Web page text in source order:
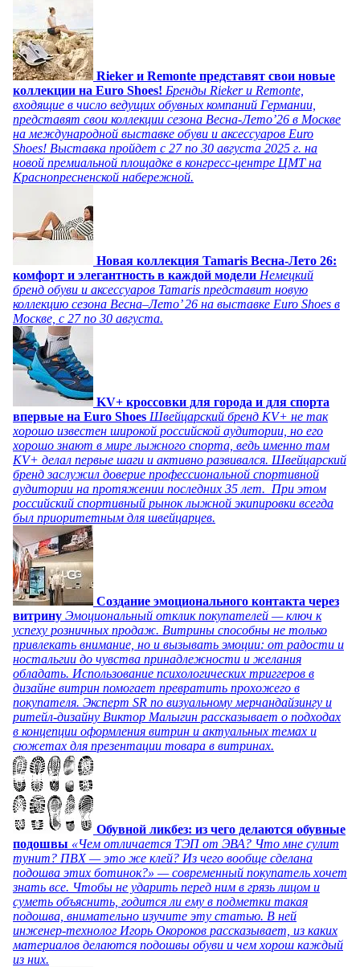
Rieker и Remonte представят свои новые
коллекции на Euro Shoes! Бренды Rieker и Remonte,
входящие в число ведущих обувных компаний Германии,
представят свои коллекции сезона Весна-Лето’26 в Москве
на международной выставке обуви и аксессуаров Euro
Shoes! Выставка пройдет c 27 по 30 августа 2025 г. на
новой премиальной площадке в конгресс-центре ЦМТ на
Краснопресненской набережной.
Новая коллекция Tamaris Весна-Лето 26:
комфорт и элегантность в каждой модели Немецкий
бренд обуви и аксессуаров Tamaris представит новую
коллекцию сезона Весна–Лето’ 26 на выставке Euro Shoes в
Москве, с 27 по 30 августа.
KV+ кроссовки для города и для спорта
впервые на Euro Shoes Швейцарский бренд KV+ не так
хорошо известен широкой российской аудитории, но его
хорошо знают в мире лыжного спорта, ведь именно там
KV+ делал первые шаги и активно развивался. Швейцарский
бренд заслужил доверие профессиональной спортивной
аудитории на протяжении последних 35 лет. При этом
российский спортивный рынок лыжной экипировки всегда
был приоритетным для швейцарцев.
Создание эмоционального контакта через
витрину Эмоциональный отклик покупателей — ключ к
успеху розничных продаж. Витрины способны не только
привлекать внимание, но и вызывать эмоции: от радости и
ностальгии до чувства принадлежности и желания
обладать. Использование психологических триггеров в
дизайне витрин помогает превратить прохожего в
покупателя. Эксперт SR по визуальному мерчандайзингу и
ритейл-дизайну Виктор Малыгин рассказывает о подходах
в концепции оформления витрин и актуальных темах и
сюжетах для презентации товара в витринах.
Обувной ликбез: из чего делаются обувные
подошвы «Чем отличается ТЭП от ЭВА? Что мне сулит
тунит? ПВХ — это же клей? Из чего вообще сделана
подошва этих ботинок?» — современный покупатель хочет
знать все. Чтобы не ударить перед ним в грязь лицом и
суметь объяснить, годится ли ему в подметки такая
подошва, внимательно изучите эту статью. В ней
инженер-технолог Игорь Окороков рассказывает, из каких
материалов делаются подошвы обуви и чем хорош каждый
из них.